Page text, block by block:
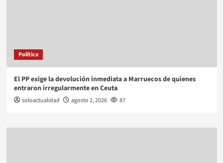
Política
El PP exige la devolución inmediata a Marruecos de quienes
entraron irregularmente en Ceuta
soloactualidad agosto 2, 2026 87